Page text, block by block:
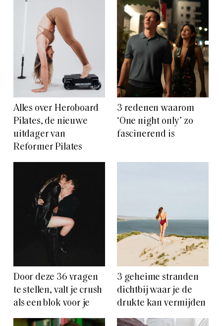
Alles over Heroboard
Pilates, de nieuwe
uitdager van
Reformer Pilates
3 redenen waarom
‘One night only’ zo
fascinerend is
Door deze 36 vragen
te stellen, valt je crush
als een blok voor je
3 geheime stranden
dichtbij waar je de
drukte kan vermijden